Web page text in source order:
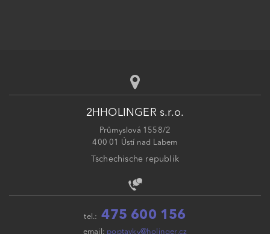
2HHOLINGER s.r.o.
Průmyslová 1558/2
400 01 Ústí nad Labem
Tschechische republik
tel.: 475 600 156
email: poptavky@holinger.cz